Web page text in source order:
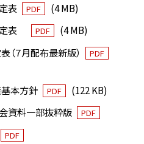
表
PDF
(4 MB)
表
PDF
(4 MB)
７月配布最新版）
PDF
本方針
PDF
(122 KB)
資料一部抜粋版
PDF
PDF